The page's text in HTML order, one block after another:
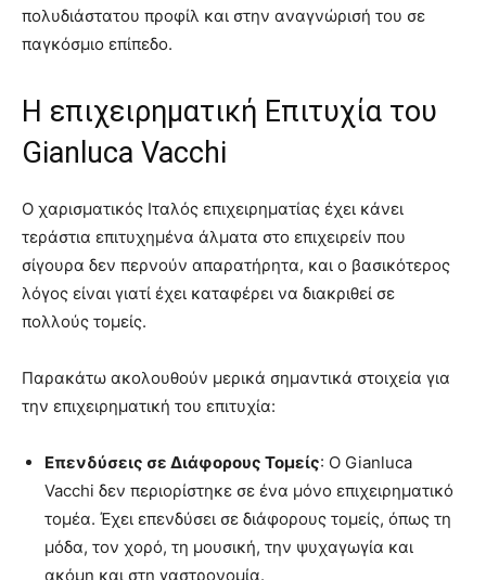
πολυδιάστατου προφίλ και στην αναγνώρισή του σε
παγκόσμιο επίπεδο.
Η επιχειρηματική Επιτυχία του
Gianluca Vacchi
Ο χαρισματικός Ιταλός επιχειρηματίας έχει κάνει
τεράστια επιτυχημένα άλματα στο επιχειρείν που
σίγουρα δεν περνούν απαρατήρητα, και ο βασικότερος
λόγος είναι γιατί έχει καταφέρει να διακριθεί σε
πολλούς τομείς.
Παρακάτω ακολουθούν μερικά σημαντικά στοιχεία για
την επιχειρηματική του επιτυχία:
Επενδύσεις σε Διάφορους Τομείς: Ο Gianluca
Vacchi δεν περιορίστηκε σε ένα μόνο επιχειρηματικό
τομέα. Έχει επενδύσει σε διάφορους τομείς, όπως τη
μόδα, τον χορό, τη μουσική, την ψυχαγωγία και
ακόμη και στη γαστρονομία.